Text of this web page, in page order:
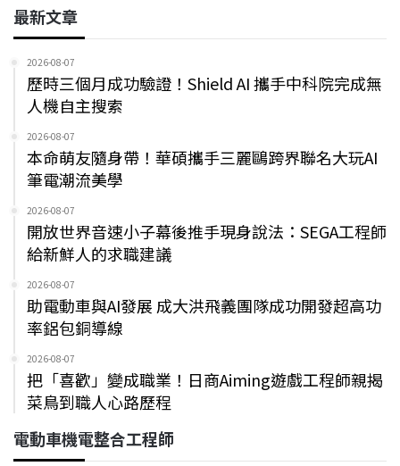
最新文章
2026-08-07
歷時三個月成功驗證！Shield AI 攜手中科院完成無
人機自主搜索
2026-08-07
本命萌友隨身帶！華碩攜手三麗鷗跨界聯名大玩AI
筆電潮流美學
2026-08-07
開放世界音速小子幕後推手現身說法：SEGA工程師
給新鮮人的求職建議
2026-08-07
助電動車與AI發展 成大洪飛義團隊成功開發超高功
率鋁包銅導線
2026-08-07
把「喜歡」變成職業！日商Aiming遊戲工程師親揭
菜鳥到職人心路歷程
電動車機電整合工程師